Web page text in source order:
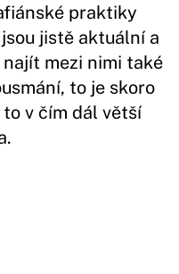
praktiky
jistě aktuální a
mezi nimi také
to je skoro
to v čím dál větší